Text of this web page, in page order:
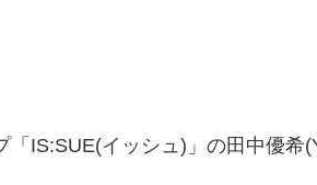
「IS:SUE(イッシュ)」の田中優希